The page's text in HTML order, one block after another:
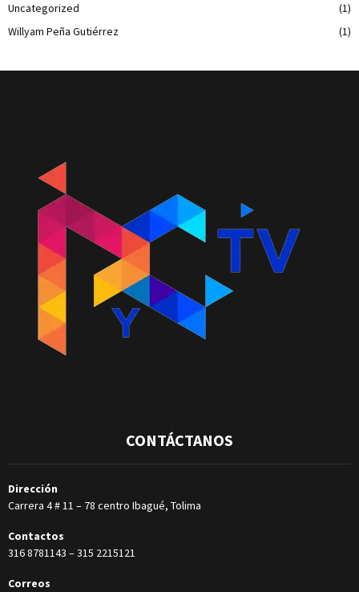
Uncategorized
(1)
Willyam Peña Gutiérrez
(1)
CONTÁCTANOS
Dirección
Carrera 4 # 11 – 78 centro Ibagué, Tolima
Contactos
316 8781143 –315 2215121
Correos